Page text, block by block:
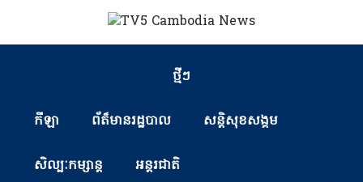
ថ្មីៗ
កីឡា ព័ត៏មានរដ្ឋបាល សន្តិសុខសង្គម
សិល្បៈកម្សាន្ត អន្តរជាតិ